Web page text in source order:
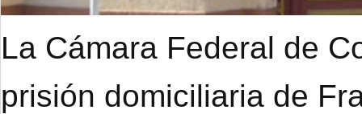
La Cámara Federal de
prisión domiciliaria de